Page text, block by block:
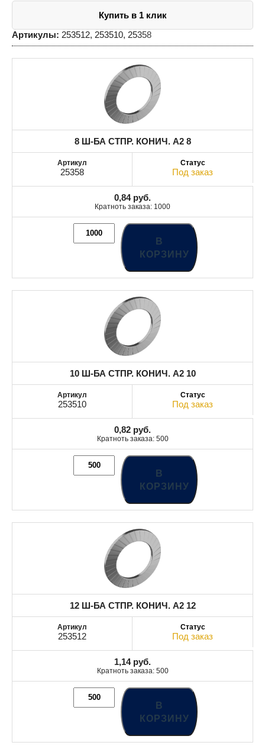
Купить в 1 клик
Артикулы: 253512, 253510, 25358
8 Ш-БА СТПР. КОНИЧ. A2 8
25358 Под заказ
0,84 руб.
Кратноть заказа: 1000
В
КОРЗИНУ
10 Ш-БА СТПР. КОНИЧ. A2 10
253510 Под заказ
0,82 руб.
Кратноть заказа: 500
В
КОРЗИНУ
12 Ш-БА СТПР. КОНИЧ. A2 12
253512 Под заказ
1,14 руб.
Кратноть заказа: 500
В
КОРЗИНУ